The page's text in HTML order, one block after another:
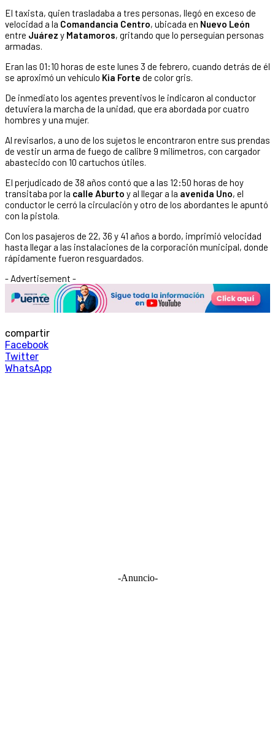
El taxista, quien trasladaba a tres personas, llegó en exceso de
velocidad a la Comandancia Centro, ubicada en Nuevo León
entre Juárez y Matamoros, gritando que lo perseguían personas
armadas.
Eran las 01:10 horas de este lunes 3 de febrero, cuando detrás de él
se aproximó un vehículo Kia Forte de color gris.
De inmediato los agentes preventivos le indicaron al conductor
detuviera la marcha de la unidad, que era abordada por cuatro
hombres y una mujer.
Al revisarlos, a uno de los sujetos le encontraron entre sus prendas
de vestir un arma de fuego de calibre 9 milímetros, con cargador
abastecido con 10 cartuchos útiles.
El perjudicado de 38 años contó que a las 12:50 horas de hoy
transitaba por la calle Aburto y al llegar a la avenida Uno, el
conductor le cerró la circulación y otro de los abordantes le apuntó
con la pistola.
Con los pasajeros de 22, 36 y 41 años a bordo, imprimió velocidad
hasta llegar a las instalaciones de la corporación municipal, donde
rápidamente fueron resguardados.
- Advertisement -
compartir
Facebook
Twitter
WhatsApp
-Anuncio-